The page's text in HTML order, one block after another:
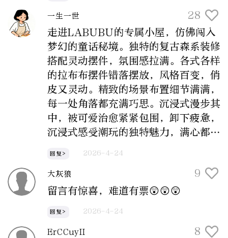
一生一世
28
走进LABUBU的专属小屋，仿佛闯入
梦幻的童话秘境。独特的复古森系装修
搭配灵动摆件，氛围感拉满。各式各样
的拉布布摆件错落摆放，风格百变，俏
皮又灵动。精致的场景布置细节满满，
每一处角落都充满巧思。沉浸式漫步其
中，被可爱治愈紧紧包围，卸下疲惫，
沉浸式感受潮玩的独特魅力，满心都是
回复> 2026-4-24
大灰狼
9
留言有惊喜，难道有票😲😲😲
回复> 2026-4-24
ErCCuyII
8